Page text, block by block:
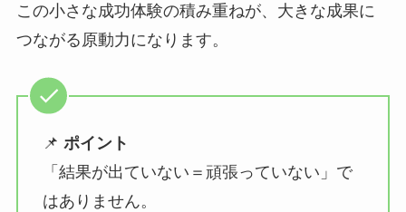
この小さな成功体験の積み重ねが、大きな成果に
つながる原動力になります。
📌 ポイント
「結果が出ていない＝頑張っていない」で
はありません。